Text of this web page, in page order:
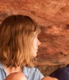
ビ
ゲ
ー
シ
ョ
リトリ